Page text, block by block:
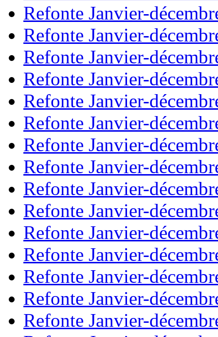
Refonte Janvier-
Refonte Janvier-
Refonte Janvier-
Refonte Janvier-
Refonte Janvier-
Refonte Janvier-
Refonte Janvier-
Refonte Janvier-
Refonte Janvier-
Refonte Janvier-
Refonte Janvier-
Refonte Janvier-
Refonte Janvier-
Refonte Janvier-
Refonte Janvier-